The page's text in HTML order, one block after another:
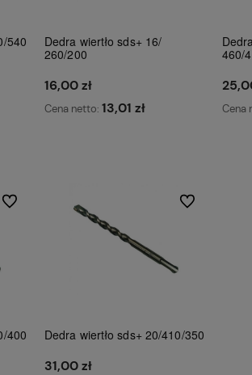
540
Dedra wiertło sds+ 16/
260/200
16,00 zł
Cena netto: 13,01 zł
460/
Cena
400
Do ulubionych
Dedra wiertło sds+ 20/410/350
31,00 zł
Do ulubionych